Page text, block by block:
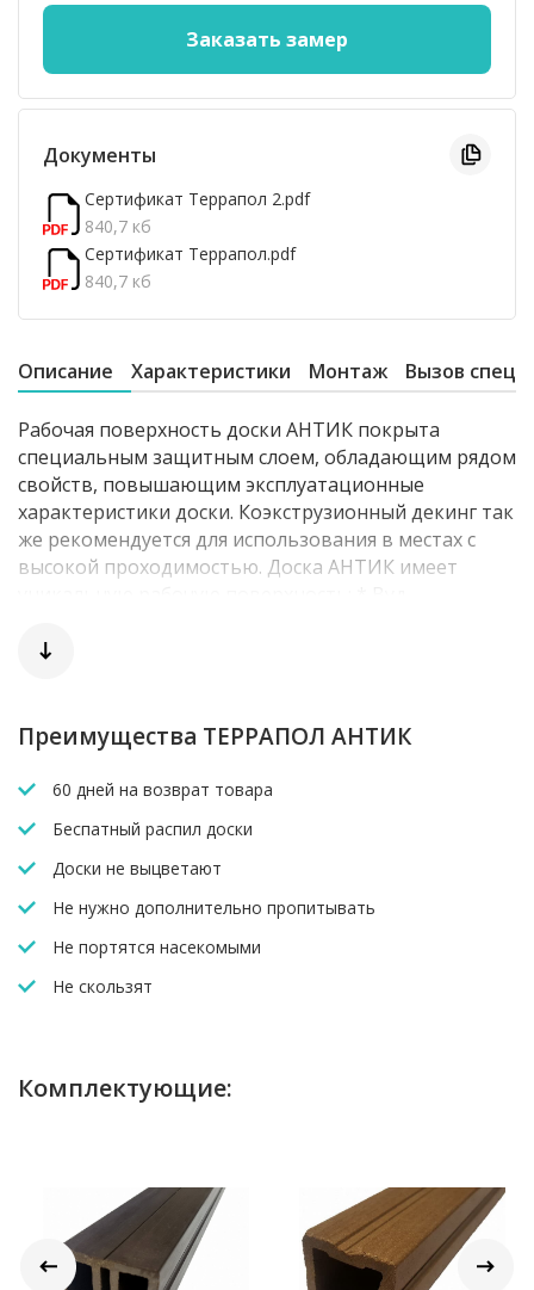
Документы
Сертификат Террапол 2.pdf
840,7 кб
Сертификат Террапол.pdf
840,7 кб
Описание Характеристики Монтаж Вызов
Рабочая поверхность доски АНТИК покрыта
специальным защитным слоем, обладающим рядом
свойств, повышающим эксплуатационные
характеристики доски. Коэкструзионный декинг так
же рекомендуется для использования в местах с
высокой проходимостью. Доска АНТИК имеет
древесины. Важной особенностью этой коллекции,
цвета.
Преимущества ТЕРРАПОЛ АНТИК
60 дней на возврат товара
Беспатный распил доски
Доски не выцветают
Не нужно дополнительно пропитывать
Не портятся насекомыми
Не скользят
Комплектующие: